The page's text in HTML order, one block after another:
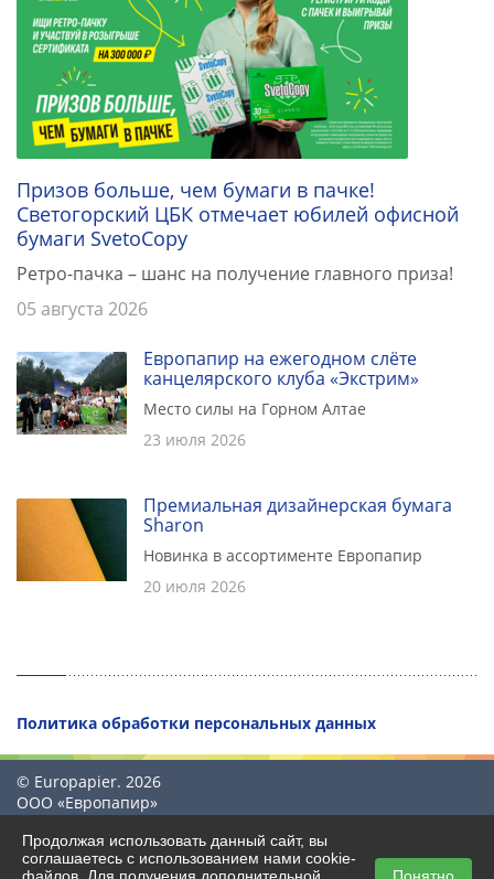
Призов больше, чем бумаги в пачке!
Светогорский ЦБК отмечает юбилей офисной
бумаги SvetoCopy
Ретро-пачка – шанс на получение главного приза!
05 августа 2026
Европапир на ежегодном слёте
канцелярского клуба «Экстрим»
Место силы на Горном Алтае
23 июля 2026
Премиальная дизайнерская бумага
Sharon
Новинка в ассортименте Европапир
20 июля 2026
Политика обработки персональных данных
© Europapier. 2026
ООО «Европапир»
Продолжая использовать данный сайт, вы
соглашаетесь с использованием нами cookie-